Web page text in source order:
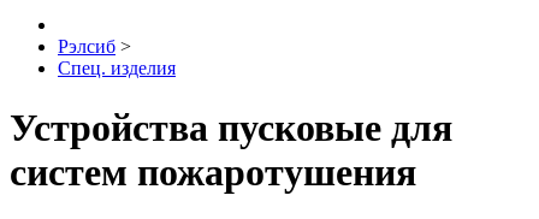
Рэлсиб >
Спец. изделия
Устройства пусковые для
систем пожаротушения